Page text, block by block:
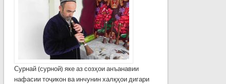
Сурнай (сурной) яке аз созҳои анъанавии
нафасии тоҷикон ва инчунин халқҳои дигари